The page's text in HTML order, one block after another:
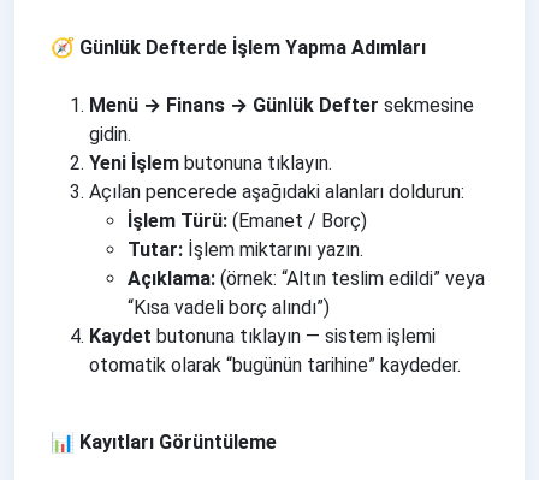
🧭 Günlük Defterde İşlem Yapma Adımları
Menü → Finans → Günlük Defter sekmesine
gidin.
Yeni İşlem butonuna tıklayın.
Açılan pencerede aşağıdaki alanları doldurun:
İşlem Türü: (Emanet / Borç)
Tutar: İşlem miktarını yazın.
Açıklama: (örnek: “Altın teslim edildi” veya
“Kısa vadeli borç alındı”)
Kaydet butonuna tıklayın — sistem işlemi
otomatik olarak “bugünün tarihine” kaydeder.
📊 Kayıtları Görüntüleme